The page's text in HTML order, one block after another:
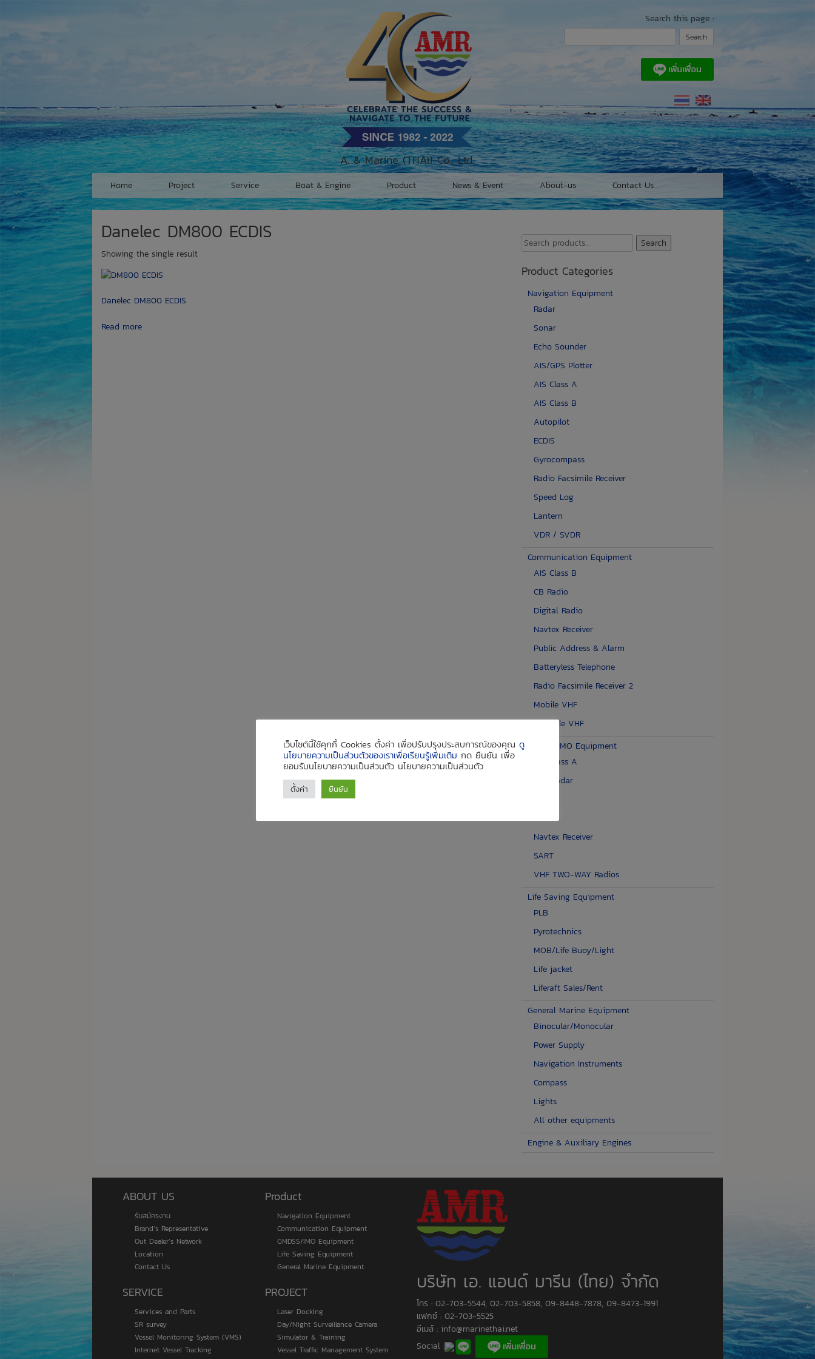
to
content
A. & Marine (THAI) Co., Ltd.
Search this page :
Home Project Service Boat & Engine Product News & Event About-us Contact Us
Danelec DM800 ECDIS
Showing the single result
Danelec DM800 ECDIS
Read more
Search
for:
Search
Product Categories
Navigation Equipment
Radar
Sonar
Echo Sounder
AIS/GPS Plotter
AIS Class A
AIS Class B
Autopilot
ECDIS
Gyrocompass
Radio Facsimile Receiver
Speed Log
Lantern
VDR / SVDR
Communication Equipment
AIS Class B
CB Radio
Digital Radio
Navtex Receiver
Public Address & Alarm
Batteryless Telephone
Radio Facsimile Receiver 2
Mobile VHF
Portable VHF
GMDSS/IMO Equipment
AIS Class A
IMO Radar
EPIRB
Navtex Receiver
SART
VHF TWO-WAY Radios
Life Saving Equipment
PLB
Pyrotechnics
MOB/Life Buoy/Light
Life jacket
Liferaft Sales/Rent
General Marine Equipment
Binocular/Monocular
Power Supply
Navigation Instruments
Compass
Lights
All other equipments
Engine & Auxiliary Engines
ABOUT US
รับสมัครงาน
Brand’s Representative
Out Dealer’s Network
Location
Contact Us
SERVICE
Services and Parts
SR survey
Vessel Monitoring System (VMS)
Internet Vessel Tracking
Product
Navigation Equipment
Communication Equipment
GMDSS/IMO Equipment
Life Saving Equipment
General Marine Equipment
PROJECT
Laser Docking
Day/Night Surveillance Camera
Simulator & Training
Vessel Traffic Management System
บริษัท เอ. แอนด์ มารีน (ไทย) จำกัด
โทร : 02-703-5544, 02-703-5858, 09-8448-7878, 09-8473-1991
แฟกซ์ : 02-703-5525
อีเมล์ : info@marinethai.net
Social :
เว็บไซต์นี้ใช้คุกกี้ Cookies ตั้งค่า เพื่อปรับปรุงประสบการณ์ของคุณ ดู
นโยบายความเป็นส่วนตัวของเราเพื่อเรียนรู้เพิ่มเติม กด ยืนยัน เพื่อ
ยอมรับนโยบายความเป็นส่วนตัว นโยบายความเป็นส่วนตัว
ตั้งค่า ยืนยัน